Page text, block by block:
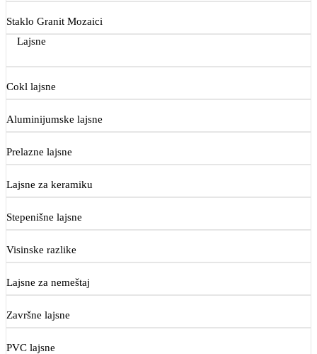
Staklo Granit Mozaici
Lajsne
Cokl lajsne
Aluminijumske lajsne
Prelazne lajsne
Lajsne za keramiku
Stepenišne lajsne
Visinske razlike
Lajsne za nemeštaj
Završne lajsne
PVC lajsne